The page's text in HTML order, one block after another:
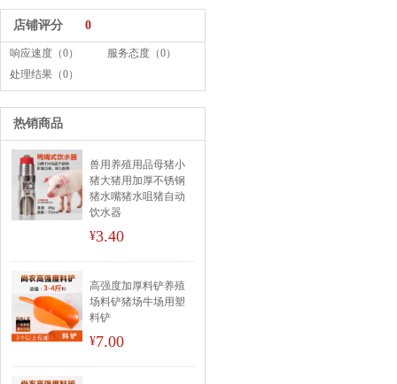
店铺评分 0
响应速度（0）
服务态度（0）
处理结果（0）
热销商品
兽用养殖用品母猪小
猪大猪用加厚不锈钢
猪水嘴猪水咀猪自动
饮水器
¥3.40
高强度加厚料铲养殖
场料铲猪场牛场用塑
料铲
¥7.00